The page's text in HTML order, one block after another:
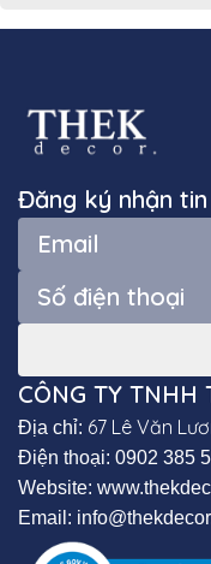
Đăng ký nhận tin
CÔNG TY TNHH
Địa chỉ: 67 Lê Văn
Điện thoại: 0902 385
Website:
Email: